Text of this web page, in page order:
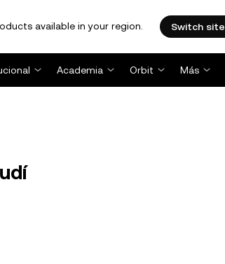
available in your region. Switch site
Academia Orbit Más